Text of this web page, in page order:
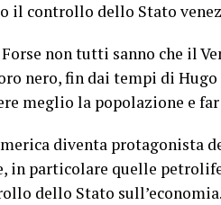
il controllo dello Stato
non tutti sanno che il
nero, fin dai tempi di Hugo
meglio la popolazione e far
diventa protagonista
in particolare quelle
dello Stato sull’economia.